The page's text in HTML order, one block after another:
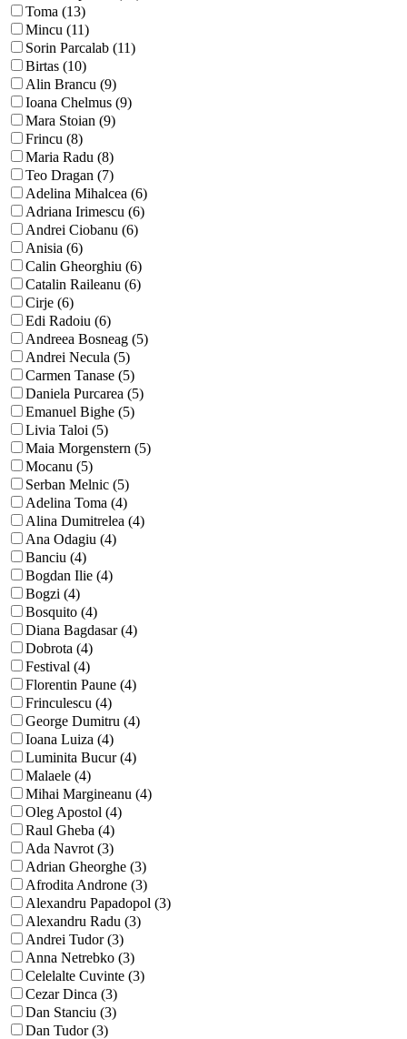
Toma (13)
Mincu (11)
Sorin Parcalab (11)
Birtas (10)
Alin Brancu (9)
Ioana Chelmus (9)
Mara Stoian (9)
Frincu (8)
Maria Radu (8)
Teo Dragan (7)
Adelina Mihalcea (6)
Adriana Irimescu (6)
Andrei Ciobanu (6)
Anisia (6)
Calin Gheorghiu (6)
Catalin Raileanu (6)
Cirje (6)
Edi Radoiu (6)
Andreea Bosneag (5)
Andrei Necula (5)
Carmen Tanase (5)
Daniela Purcarea (5)
Emanuel Bighe (5)
Livia Taloi (5)
Maia Morgenstern (5)
Mocanu (5)
Serban Melnic (5)
Adelina Toma (4)
Alina Dumitrelea (4)
Ana Odagiu (4)
Banciu (4)
Bogdan Ilie (4)
Bogzi (4)
Bosquito (4)
Diana Bagdasar (4)
Dobrota (4)
Festival (4)
Florentin Paune (4)
Frinculescu (4)
George Dumitru (4)
Ioana Luiza (4)
Luminita Bucur (4)
Malaele (4)
Mihai Margineanu (4)
Oleg Apostol (4)
Raul Gheba (4)
Ada Navrot (3)
Adrian Gheorghe (3)
Afrodita Androne (3)
Alexandru Papadopol (3)
Alexandru Radu (3)
Andrei Tudor (3)
Anna Netrebko (3)
Celelalte Cuvinte (3)
Cezar Dinca (3)
Dan Stanciu (3)
Dan Tudor (3)